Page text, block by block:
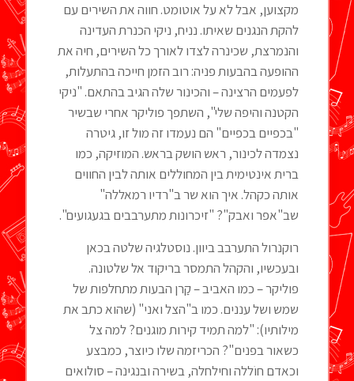
מקצוען, אבל לא על אוטומט. חווה את השירים עם
להקת הנגנים שאיתו. נניח, ניקי הכנרת העדינה
והנמרצת, שכינרה לצדו לאורך כל השירים, חיה את
ההופעה בהבעות פניה: רוב הזמן חייכה בהתעלות,
לפעמים הרצינה – והכינור שלה הגיב בהתאם. "ניקי
הקטנה והיפה שלי", השתפך פוליקר אחרי שבשיר
"בכפיים בכפיים" הם נעמדו זה מול זו, גיטרה
נצמדה לכינור, ראש הושק בראש. המוזיקה, כמו
ברית אינטימית בין המחוללים אותה לבין החווים
אותה כקהל. איך הוא שר ב"רדיו רמאללה"
שב"אפר ואבק"? "זיכרונות מתערבבים בגעגועים".
רוקנרול התערבב ביוון. נוסטלגיה שלטה בכאן
ובעכשיו, והקהל התמסר בריקוד אל שלטונה.
פוליקר – כמו האביב – קַרן הבעות מתחלפות של
שמש ושל עננים. כמו ב"הצל ואני" (שהוא כתב את
מילותיו): "למה תמיד קירות מוגנים? למה צל
כשאור בפנים"? הכריזמה שלו כיוצר, כמבצע
וכאדם חוֹללה וחילחלה, בשירה ובנגינה – סולואים